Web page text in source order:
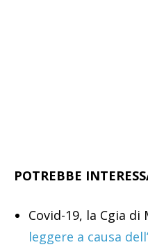
POTREBBE
Covid-19, la Cgia di
leggere a causa